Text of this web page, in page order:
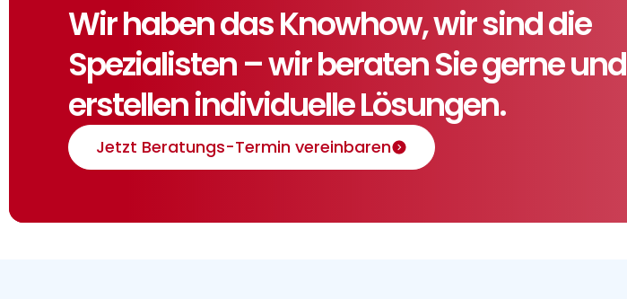
Wir haben das Knowhow, wir sind die
Spezialisten – wir beraten Sie gerne und
erstellen individuelle Lösungen.
Jetzt Beratungs-Termin vereinbaren